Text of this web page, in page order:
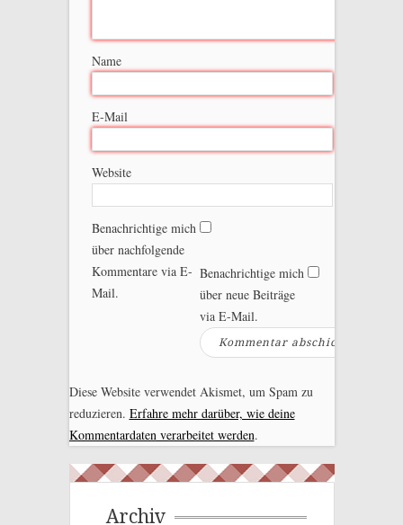
Name
E-Mail
Website
Benachrichtige mich
über nachfolgende
Kommentare via E-
Mail.
Benachrichtige mich
über neue Beiträge
via E-Mail.
Diese Website verwendet Akismet, um Spam zu
reduzieren. Erfahre mehr darüber, wie deine
Kommentardaten verarbeitet werden.
Archiv